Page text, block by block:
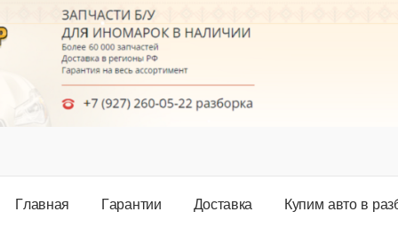
Главная Гарантии Доставка Купим авто в раз